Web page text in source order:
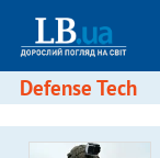
Defense Tech